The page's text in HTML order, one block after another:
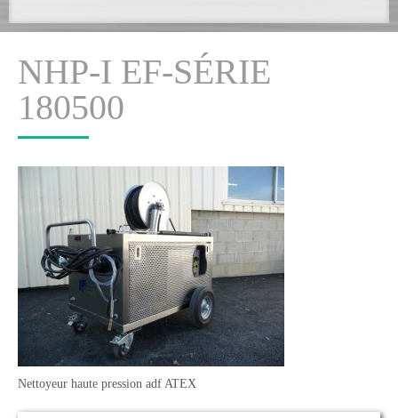
NHP-I EF-SÉRIE
180500
Nettoyeur haute pression adf ATEX